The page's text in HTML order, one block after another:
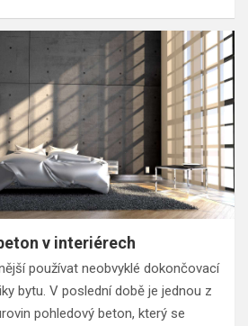
v interiérech
používat neobvyklé dokončovací
bytu. V poslední době je jednou z
pohledový beton, který se